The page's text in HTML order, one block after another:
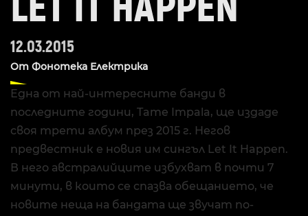
12.03.2015
От Фонотека Електрика
Една от най-интересните банди в
последните години, Tame Impala, ще издаде
своя трети албум през 2015 г. Негов
предвестник е новия им сингъл Let It Happen.
В него австралийците избухват в почти 7
минути, в които се спазва обещанието, че
новите неща на бандата ще звучат по-